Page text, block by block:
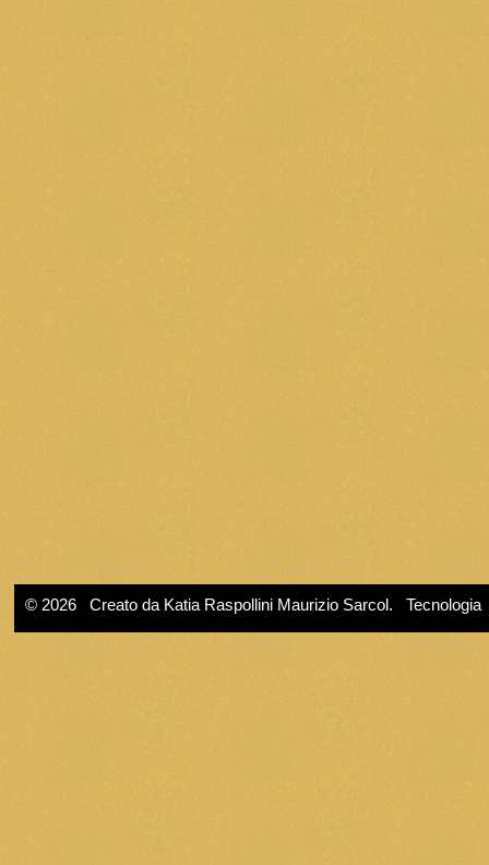
© 2026 Creato da Katia Raspollini Maurizio Sarcol . Tecnologia